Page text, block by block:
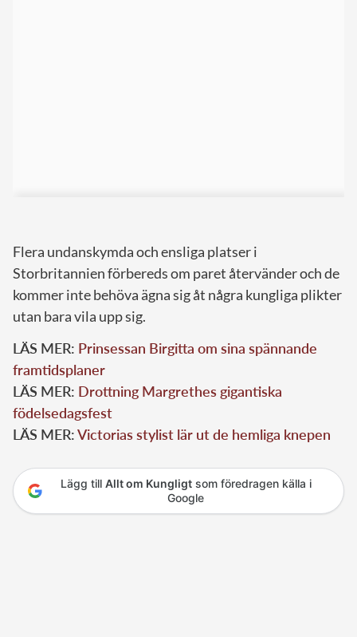
Flera undanskymda och ensliga platser i
Storbritannien förbereds om paret återvänder och de
kommer inte behöva ägna sig åt några kungliga plikter
utan bara vila upp sig.
LÄS MER: Prinsessan Birgitta om sina spännande
framtidsplaner
LÄS MER: Drottning Margrethes gigantiska
födelsedagsfest
LÄS MER:Victorias stylist lär ut de hemliga knepen
Lägg till Allt om Kungligtsom föredragen källa i
Google